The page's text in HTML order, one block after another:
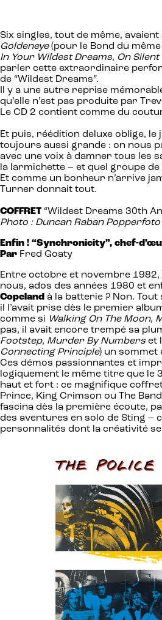
Six singles, tout de même,
Goldeneye(pour le Bond du
In Your Wildest Dreams, On
parler cette extraordinaire
de “Wildest Dreams”.
Il y a une autre reprise
qu’elle n’est pas produite par
Le CD 2 contient comme du
Et puis, réédition deluxe oblige,
toujours aussi grande : on nous
avec une voix à damner tous les
la larmichette – et quel groupe
Et comme un bonheur n’arrive
Turner donnait tout.
COFFRET “Wildest Dreams 30th
Photo : Duncan Raban Popperfoto
Enfin ! “Synchronicity”, chef-
Par Fred Goaty
Entre octobre et novembre
nous, ados des années 1980 et
Copeland à la batterie ? Non.
il l’avait prise dès le premier
comme si Walking On The Moon,
pas, il avait encore trempé sa
Footstep, Murder By Numbers et
Connecting Principle) un sommet
Ces démos passionnantes et
logiquement le même titre que le
haut et fort : ce magnifique
Prince, King Crimson ou The
fascina dès la première écoute,
des aventures en solo de Sting –
personnalités dont la créativité